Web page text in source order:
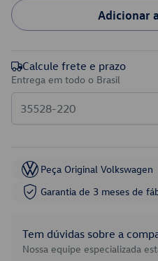
Adicionar
Calcule frete e prazo
Entrega em todo o Brasil
Peça Original Volkswagen
Garantia de 3 meses de
Tem dúvidas sobre a
Nossa equipe especializada